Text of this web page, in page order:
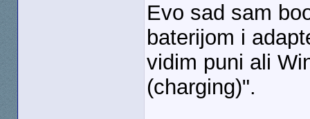
Evo sad sam
baterijom i
vidim puni ali
(charging)".